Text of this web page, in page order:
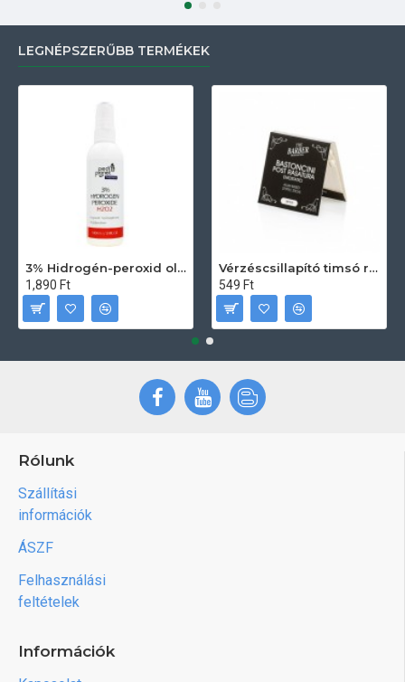
LEGNÉPSZERŰBB TERMÉKEK
3% Hidrogén-peroxid oldat (sebfertőtlenítő) 100ml
1,890 Ft
Vérzéscsillapító timsó rúd 20db
549 Ft
Rólunk
Szállítási
információk
ÁSZF
Felhasználási
feltételek
Információk